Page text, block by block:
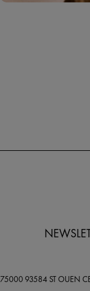
93584 ST OUEN